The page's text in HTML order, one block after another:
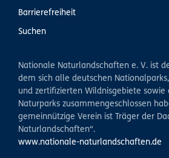
Barrierefreiheit
Suchen
Nationale Naturlandschaften e. V. ist
dem sich alle deutschen
und zertifizierten Wildnisgebiete sowie
Naturparks zusammengeschlossen
gemeinnützige Verein ist Träger der
Naturlandschaften“.
www.nationale-naturlandschaften.de